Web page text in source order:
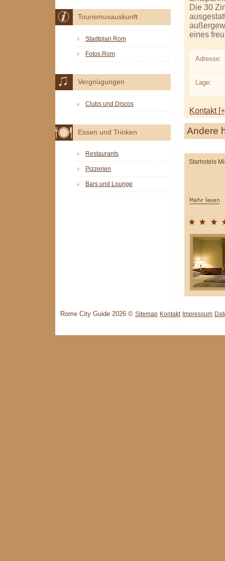
Die 30
eines
Adresse:
Lage:
Kontakt
Andere
Starhotels
Tourismusauskunft
Stadtplan Rom
Fotos Rom
Vergnügungen
Clubs und Discos
Essen und Trinken
Restaurants
Pizzerien
Bars und Lounge
Rome City Guide 2026 © Sitemap Kontakt Impressum